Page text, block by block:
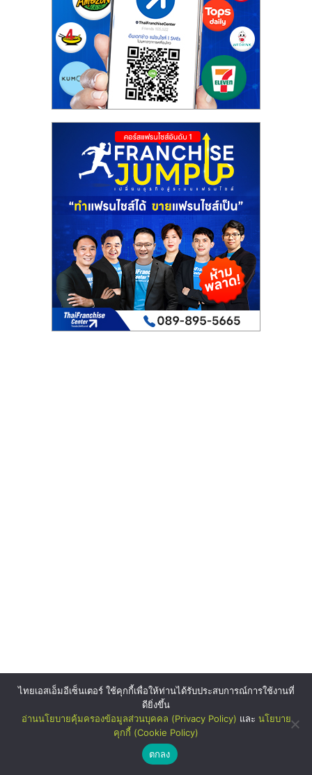
ไทยเอสเอ็มอีเซ็นเตอร์ ใช้คุกกี้เพื่อให้ท่านได้รับประสบการณ์การใช้งานที่
ดียิ่งขึ้น
อ่านนโยบายคุ้มครองข้อมูลส่วนบุคคล (Privacy Policy) และ นโยบาย
คุกกี้ (Cookie Policy)
ตกลง